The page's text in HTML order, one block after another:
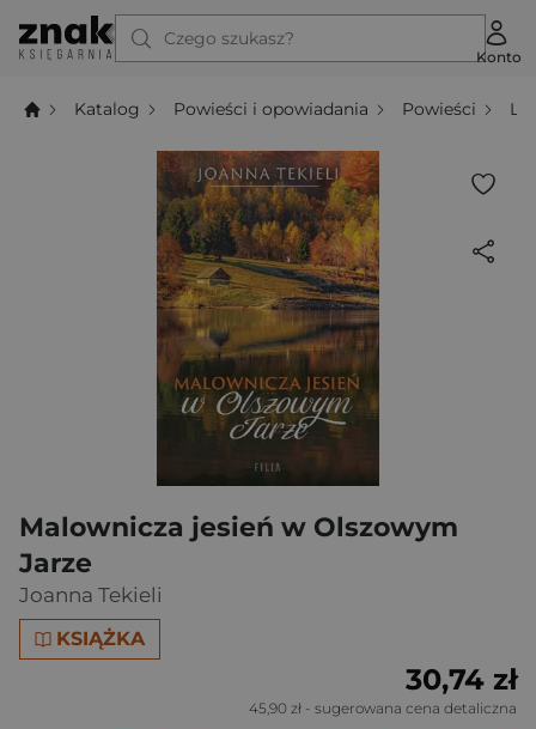
Czego szukasz?
Konto
Katalog Powieści i opowiadania Powieści
Malownicza jesień w Olszowym
Jarze
Joanna Tekieli
KSIĄŻKA
30,74 zł
45,90 zł - sugerowana cena detaliczna